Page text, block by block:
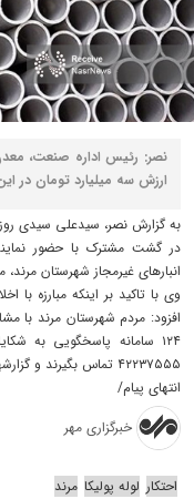
نصر: رئیس اداره صنعت، معدن
ارزش سه میلیارد تومان در
به گزارش نصر، سیدعلی سیدی
در گشت مشترک با حضور
انبارهای غیرمجاز شهرستان
وی با تاکید بر اینکه مبارزه با
افزود: مردم شهرستان مرند با
۴۲۲۳۷۵۵۵ تماس بگیرند و گزارشهای خود را اعلام کنند.
انتهای پیام/
خبرگزاری مهر
احتکار لوله پولیکا مرند